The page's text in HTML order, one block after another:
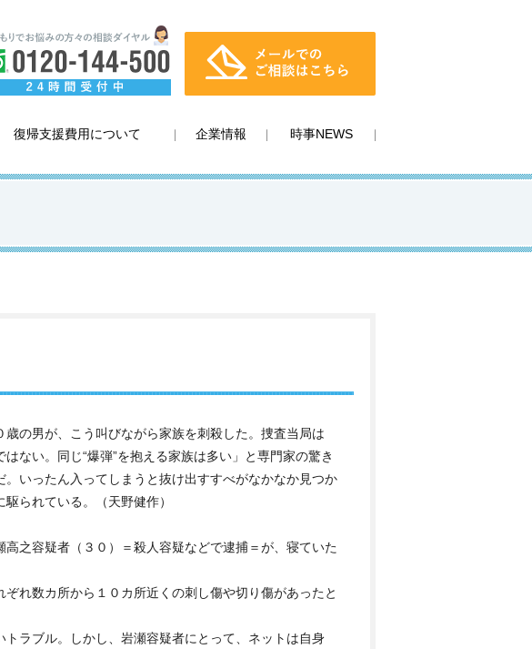
復帰支援費用について 企業情報 時事NEWS
の男が、こう叫びながら家族を刺殺した。捜査当局は
ない。同じ“爆弾”を抱える家族は多い」と専門家の驚き
いったん入ってしまうと抜け出すすべがなかなか見つか
られている。（天野健作）
之容疑者（３０）＝殺人容疑などで逮捕＝が、寝ていた
れ数カ所から１０カ所近くの刺し傷や切り傷があったと
ラブル。しかし、岩瀬容疑者にとって、ネットは自身